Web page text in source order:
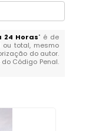
24 Horas" é de
ou total, mesmo
do autor.
Código Penal.